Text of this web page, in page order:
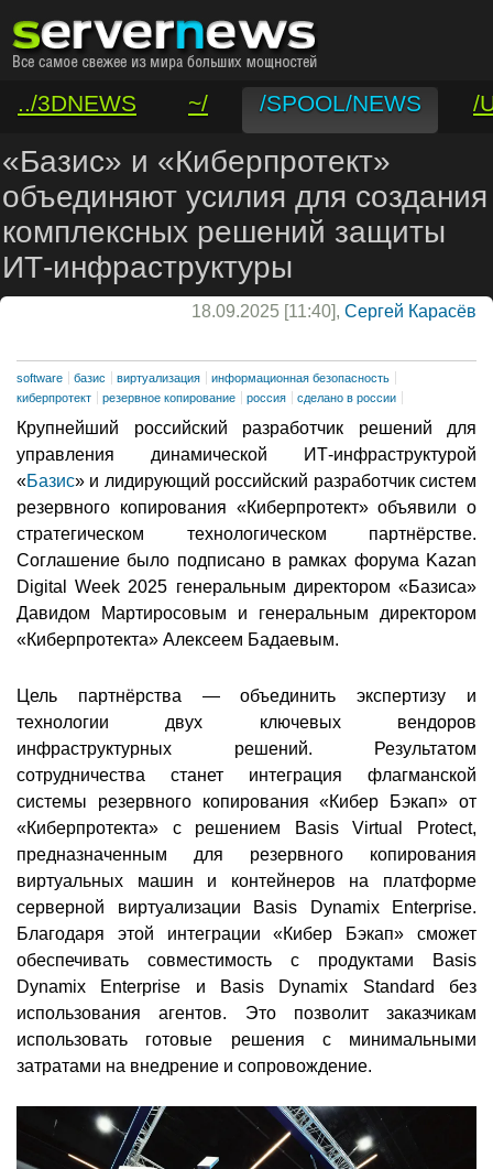
../3DNEWS ~/ /SPOOL/NEWS
/
/VAR/CONTACT
«Базис» и «Киберпротект»
объединяют усилия для создания
комплексных решений защиты
ИТ-инфраструктуры
18.09.2025 [11:40], Сергей Карасёв
software базис виртуализация
информационная безопасность
киберпротект
резервное копирование россия сделано в россии
Крупнейший российский разработчик решений для
управления динамической ИТ-инфраструктурой
«Базис» и лидирующий российский разработчик систем
резервного копирования «Киберпротект» объявили о
стратегическом технологическом партнёрстве.
Соглашение было подписано в рамках форума Kazan
Digital Week 2025 генеральным директором «Базиса»
Давидом Мартиросовым и генеральным директором
«Киберпротекта» Алексеем Бадаевым.
Цель партнёрства — объединить экспертизу и
технологии двух ключевых вендоров
инфраструктурных решений. Результатом
сотрудничества станет интеграция флагманской
системы резервного копирования «Кибер Бэкап» от
«Киберпротекта» с решением Basis Virtual Protect,
предназначенным для резервного копирования
виртуальных машин и контейнеров на платформе
серверной виртуализации Basis Dynamix Enterprise.
Благодаря этой интеграции «Кибер Бэкап» сможет
обеспечивать совместимость с продуктами Basis
Dynamix Enterprise и Basis Dynamix Standard без
использования агентов. Это позволит заказчикам
использовать готовые решения с минимальными
затратами на внедрение и сопровождение.